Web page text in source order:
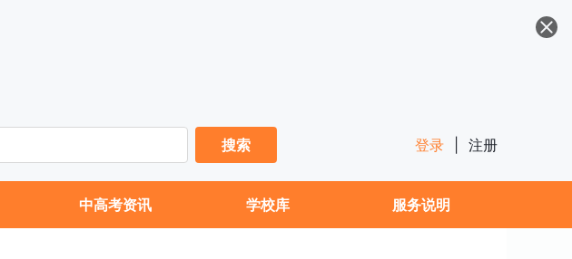
搜索
登录 注册
中高考资讯 学校库 服务说明